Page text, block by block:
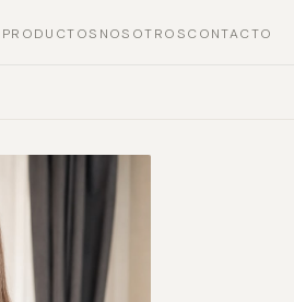
PRODUCTOS NOSOTROSCONTACTO